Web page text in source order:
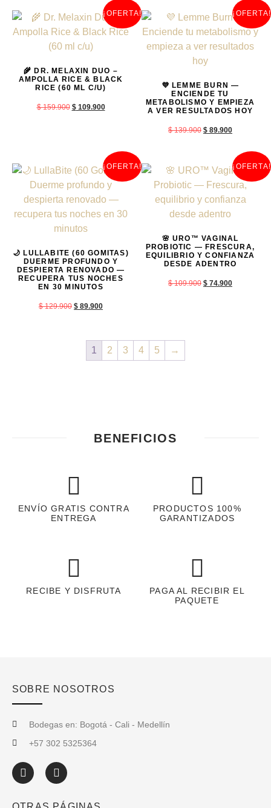
¡OFERTA!
🌾 DR. MELAXIN DUO –
AMPOLLA RICE & BLACK
RICE (60 ML C/U)
$159.900 $109.900
¡OFERTA!
💜 LEMME BURN —
ENCIENDE TU
METABOLISMO Y EMPIEZA
A VER RESULTADOS HOY
$139.900 $ 89.900
¡OFERTA!
🌙 LULLABITE (60 GOMITAS)
DUERME PROFUNDO Y
DESPIERTA RENOVADO —
RECUPERA TUS NOCHES
EN 30 MINUTOS
$129.900 $ 89.900
¡OFERTA!
🌸 URO™ VAGINAL
PROBIOTIC — FRESCURA,
EQUILIBRIO Y CONFIANZA
DESDE ADENTRO
$109.900 $ 74.900
1 2 3 4 5 →
BENEFICIOS
ENVÍO GRATIS CONTRA
ENTREGA
PRODUCTOS 100%
GARANTIZADOS
RECIBE Y DISFRUTA
PAGA AL RECIBIR EL
PAQUETE
SOBRE NOSOTROS
Bodegas en: Bogotá - Cali - Medellín
+57 302 5325364